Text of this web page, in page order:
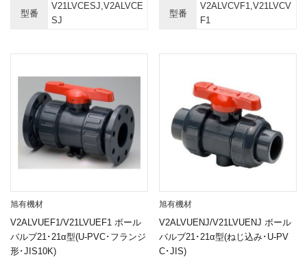
型番
V21LVCESJ,V2ALVCE
SJ
型番
V2ALVCVF1,V21LVCV
F1
旭有機材
V2ALVUEF1/V21LVUEF1 ボール
バルブ21･21α型(U-PVC･フランジ
形･JIS10K)
旭有機材
V2ALVUENJ/V21LVUENJ ボール
バルブ21･21α型(ねじ込み･U-PV
C･JIS)